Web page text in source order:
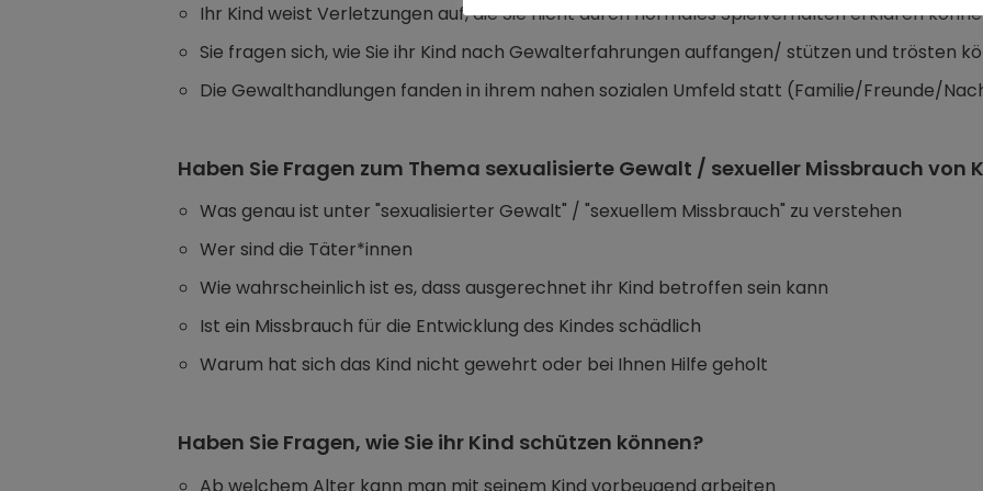
Ihr Kind weist Verletzungen auf, die Sie nicht durch normales Spielverhalten erklären
Sie fragen sich, wie Sie ihr Kind nach Gewalterfahrungen auffangen/ stützen und trösten
Die Gewalthandlungen fanden in ihrem nahen sozialen Umfeld statt (Familie/Freunde/
Haben Sie Fragen zum Thema sexualisierte Gewalt / sexueller Missbrauch von
Was genau ist unter "sexualisierter Gewalt" / "sexuellem Missbrauch" zu verstehen
Wer sind die Täter*innen
Wie wahrscheinlich ist es, dass ausgerechnet ihr Kind betroffen sein kann
Ist ein Missbrauch für die Entwicklung des Kindes schädlich
Warum hat sich das Kind nicht gewehrt oder bei Ihnen Hilfe geholt
Haben Sie Fragen, wie Sie ihr Kind schützen können?